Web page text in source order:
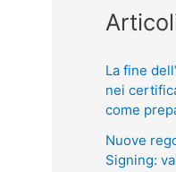
La fine
nei
come
Nuove
Signing: